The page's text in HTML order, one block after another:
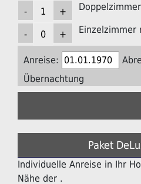
Einzelzimmer
Anreise:
Übernachtung
Paket
Individuelle Anreise in Ihr
Nähe der .